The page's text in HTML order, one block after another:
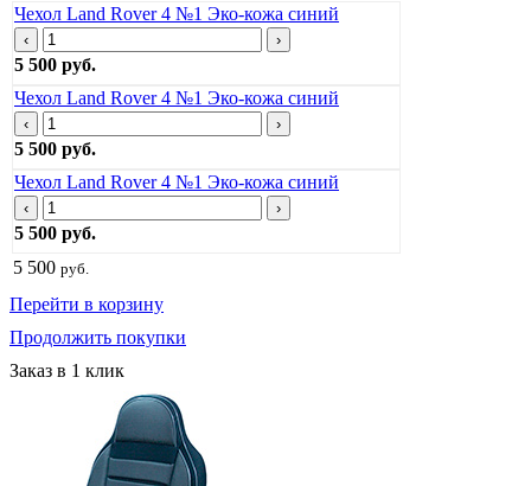
Чехол Land Rover 4 №1 Эко-кожа синий
‹ ›
5 500 руб.
Чехол Land Rover 4 №1 Эко-кожа синий
‹ ›
5 500 руб.
Чехол Land Rover 4 №1 Эко-кожа синий
‹ ›
5 500 руб.
5 500 руб.
Перейти в корзину
Продолжить покупки
Заказ в 1 клик